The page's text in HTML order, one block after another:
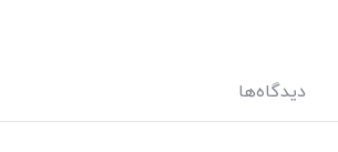
دیدگاه‌ها